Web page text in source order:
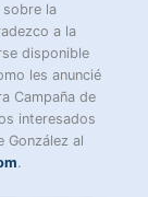
la
a la
disponible
les anuncié
Campaña de
interesados
González al
.